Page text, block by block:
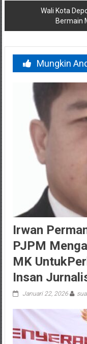
Wali Kota
Bermain
Mungkin
Irwan
PJPM
MK
Insan
Januari 22, 2026